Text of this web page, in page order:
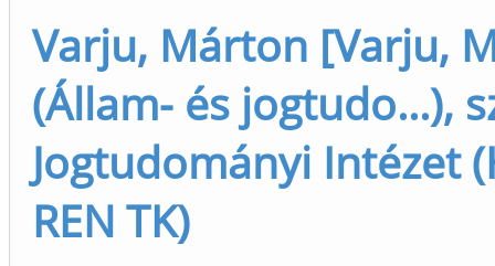
Varju, Márton [Varju,
(Állam- és jogtudo...),
Jogtudományi Intézet
REN TK)